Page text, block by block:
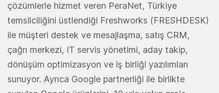
çözümlerle hizmet veren PeraNet, Türkiye
temsilciliğini üstlendiği Freshworks (FRESHDESK)
ile müşteri destek ve mesajlaşma, satış CRM,
çağrı merkezi, IT servis yönetimi, aday takip,
dönüşüm optimizasyon ve iş birliği yazılımları
sunuyor. Ayrıca Google partnerliği ile birlikte